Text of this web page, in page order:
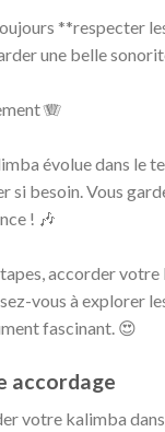
**respecter
une belle
🪗
évolue dans le
besoin. Vous
! 🎶
accorder
vous à explorer
fascinant. 😍
accordage
votre kalimba dans